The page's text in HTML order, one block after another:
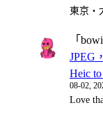
東京・
「
JPEG
Heic to
08-02,
Love